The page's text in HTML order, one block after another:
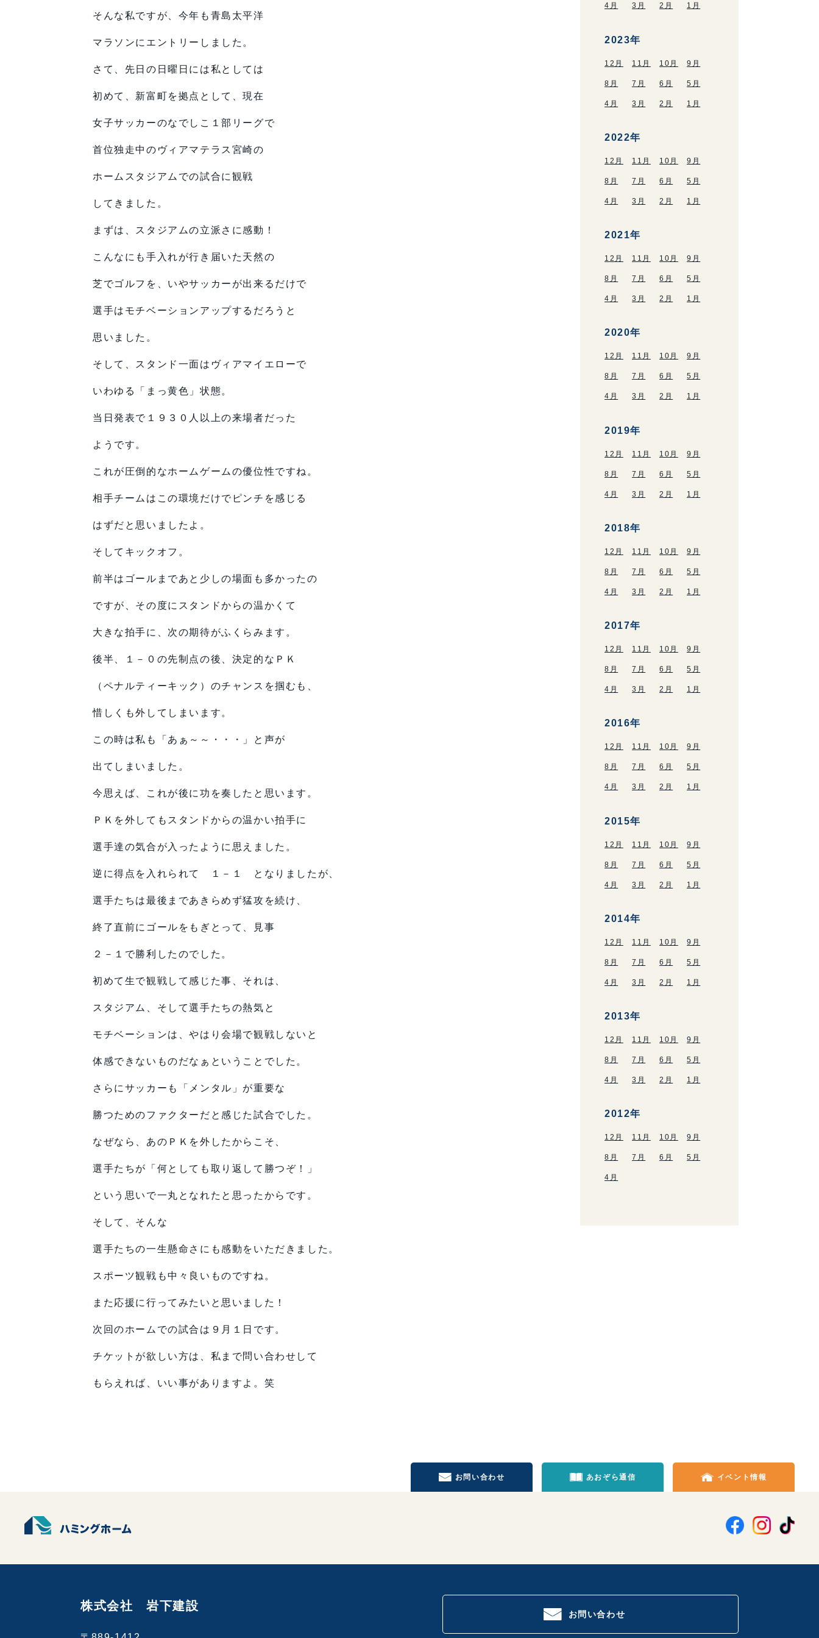
そんな私ですが、今年も青島太平洋
マラソンにエントリーしました。
さて、先日の日曜日には私としては
初めて、新富町を拠点として、現在
女子サッカーのなでしこ１部リーグで
首位独走中のヴィアマテラス宮崎の
ホームスタジアムでの試合に観戦
してきました。
まずは、スタジアムの立派さに感動！
こんなにも手入れが行き届いた天然の
芝でゴルフを、いやサッカーが出来るだけで
選手はモチベーションアップするだろうと
思いました。
そして、スタンド一面はヴィアマイエローで
いわゆる「まっ黄色」状態。
当日発表で１９３０人以上の来場者だった
ようです。
これが圧倒的なホームゲームの優位性ですね。
相手チームはこの環境だけでピンチを感じる
はずだと思いましたよ。
そしてキックオフ。
前半はゴールまであと少しの場面も多かったの
ですが、その度にスタンドからの温かくて
大きな拍手に、次の期待がふくらみます。
後半、１－０の先制点の後、決定的なＰＫ
（ペナルティーキック）のチャンスを掴むも、
惜しくも外してしまいます。
この時は私も「あぁ～～・・・」と声が
出てしまいました。
今思えば、これが後に功を奏したと思います。
ＰＫを外してもスタンドからの温かい拍手に
選手達の気合が入ったように思えました。
逆に得点を入れられて １－１ となりましたが、
選手たちは最後まであきらめず猛攻を続け、
終了直前にゴールをもぎとって、見事
２－１で勝利したのでした。
初めて生で観戦して感じた事、それは、
スタジアム、そして選手たちの熱気と
モチベーションは、やはり会場で観戦しないと
体感できないものだなぁということでした。
さらにサッカーも「メンタル」が重要な
勝つためのファクターだと感じた試合でした。
なぜなら、あのＰＫを外したからこそ、
選手たちが「何としても取り返して勝つぞ！」
という思いで一丸となれたと思ったからです。
そして、そんな
選手たちの一生懸命さにも感動をいただきました。
スポーツ観戦も中々良いものですね。
また応援に行ってみたいと思いました！
次回のホームでの試合は９月１日です。
チケットが欲しい方は、私まで問い合わせして
もらえれば、いい事がありますよ。笑
4月 3月 2月 1月
2023年
12月 11月 10月 9月
8月 7月 6月 5月
4月 3月 2月 1月
2022年
12月 11月 10月 9月
8月 7月 6月 5月
4月 3月 2月 1月
2021年
12月 11月 10月 9月
8月 7月 6月 5月
4月 3月 2月 1月
2020年
12月 11月 10月 9月
8月 7月 6月 5月
4月 3月 2月 1月
2019年
12月 11月 10月 9月
8月 7月 6月 5月
4月 3月 2月 1月
2018年
12月 11月 10月 9月
8月 7月 6月 5月
4月 3月 2月 1月
2017年
12月 11月 10月 9月
8月 7月 6月 5月
4月 3月 2月 1月
2016年
12月 11月 10月 9月
8月 7月 6月 5月
4月 3月 2月 1月
2015年
12月 11月 10月 9月
8月 7月 6月 5月
4月 3月 2月 1月
2014年
12月 11月 10月 9月
8月 7月 6月 5月
4月 3月 2月 1月
2013年
12月 11月 10月 9月
8月 7月 6月 5月
4月 3月 2月 1月
2012年
12月 11月 10月 9月
8月 7月 6月 5月
4月
お問い合わせ あおぞら通信 イベント情報
株式会社 岩下建設
お問い合わせ